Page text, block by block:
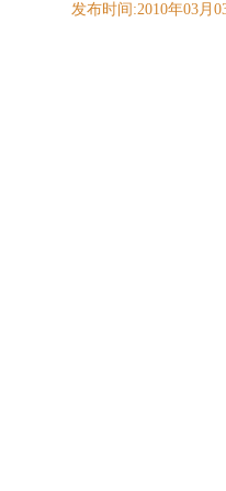
发布时间:2010年03月